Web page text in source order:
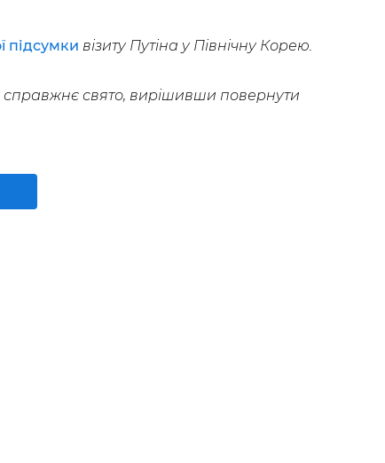
підсумки візиту Путіна у Північну Корею.
справжнє свято, вирішивши повернути